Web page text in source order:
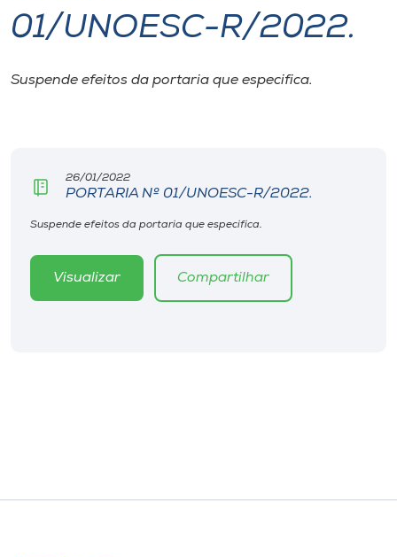
I.nova
Diplomados
CPA
Editora
01/UNOESC-R/2022.
Suspende efeitos da portaria que especifica.
26/01/2022
PORTARIA Nº 01/UNOESC-R/2022.
Suspende efeitos da portaria que especifica.
Visualizar Compartilhar